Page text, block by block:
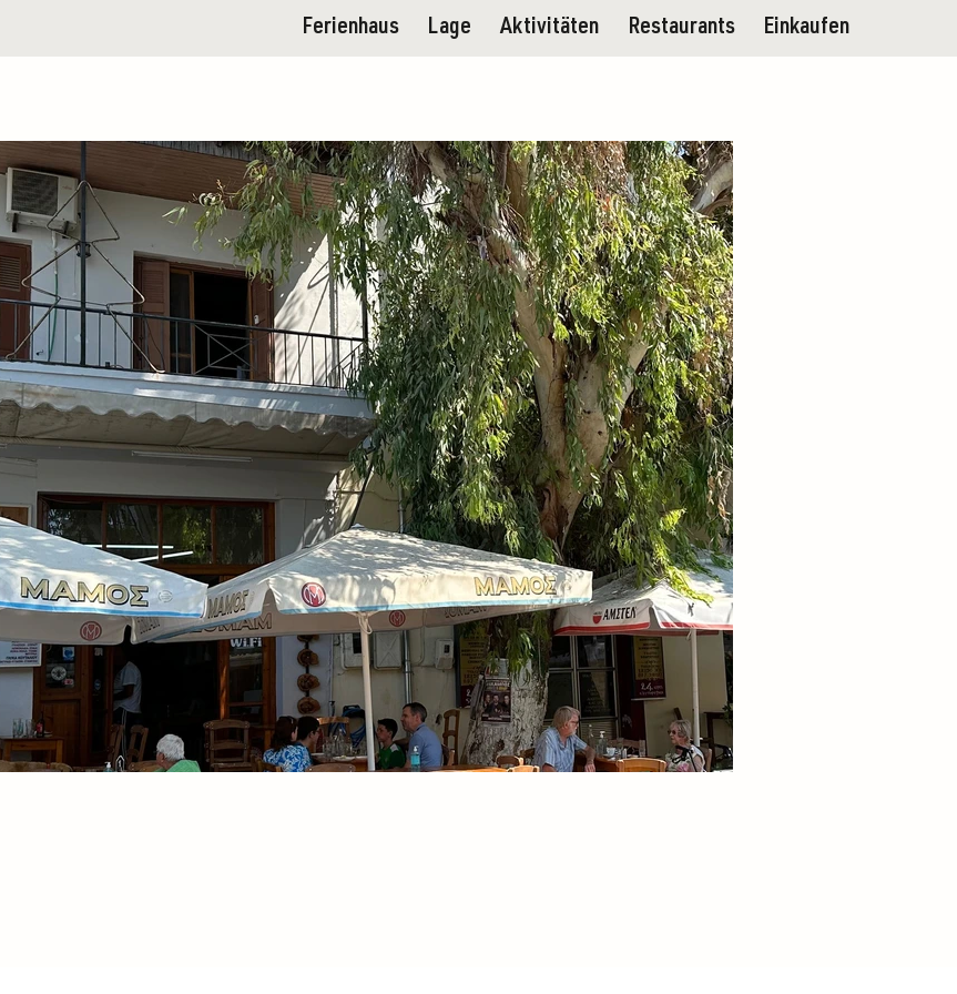
Ferienhaus Lage Aktivitäten Restaurants Einkaufen